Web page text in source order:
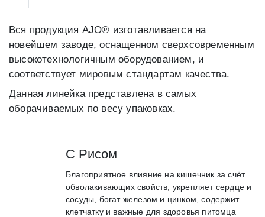
Вся продукция AJO® изготавливается на
новейшем заводе, оснащенном сверхсовременным
высокотехнологичным оборудованием, и
соответствует мировым стандартам качества.
Данная линейка представлена в самых
оборачиваемых по весу упаковках.
C Рисом
Благоприятное влияние на кишечник за счёт
обволакивающих свойств, укрепляет сердце и
сосуды, богат железом и цинком, содержит
клетчатку и важные для здоровья питомца